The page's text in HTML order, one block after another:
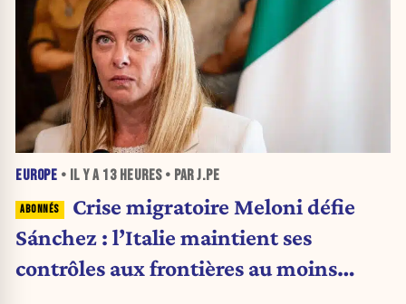
EUROPE • IL Y A 13 HEURES• PAR J.PE
Crise migratoire Meloni défie
Sánchez : l’Italie maintient ses
contrôles aux frontières au moins